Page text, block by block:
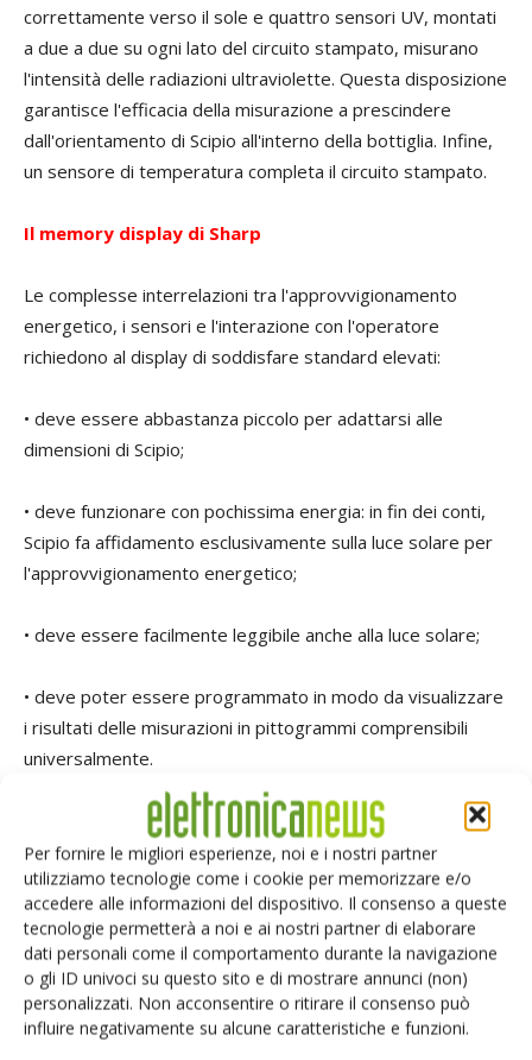
Per fornire le migliori esperienze, noi e i nostri partner
utilizziamo tecnologie come i cookie per memorizzare e/o
accedere alle informazioni del dispositivo. Il consenso a queste
tecnologie permetterà a noi e ai nostri partner di elaborare
dati personali come il comportamento durante la navigazione
o gli ID univoci su questo sito e di mostrare annunci (non)
personalizzati. Non acconsentire o ritirare il consenso può
influire negativamente su alcune caratteristiche e funzioni.
correttamente verso il sole e quattro sensori UV, montati
a due a due su ogni lato del circuito stampato, misurano
l'intensità delle radiazioni ultraviolette. Questa disposizione
garantisce l'efficacia della misurazione a prescindere
dall'orientamento di Scipio all'interno della bottiglia. Infine,
un sensore di temperatura completa il circuito stampato.
Il memory display di Sharp
Le complesse interrelazioni tra l'approvvigionamento
energetico, i sensori e l'interazione con l'operatore
richiedono al display di soddisfare standard elevati:
• deve essere abbastanza piccolo per adattarsi alle
dimensioni di Scipio;
• deve funzionare con pochissima energia: in fin dei conti,
Scipio fa affidamento esclusivamente sulla luce solare per
l'approvvigionamento energetico;
• deve essere facilmente leggibile anche alla luce solare;
• deve poter essere programmato in modo da visualizzare
i risultati delle misurazioni in pittogrammi comprensibili
universalmente.
Nel corso della loro difficile ricerca di un display adatto, i
cinque programmatori si sono imbattuti nel display a
cristalli liquidi 1,17” con memoria, un display Tft a matrice
attiva basato sulla tecnologia Continuous Grain Silicon di
Sharp. Il display transflettivo monocromatico ha un'area di
visualizzazione di 29 x 6 mm. Il basso consumo di energia è
il risultato della "in-pixel memory", che memorizza le
immagini salvandole all'interno dei pixel stessi. L'alto